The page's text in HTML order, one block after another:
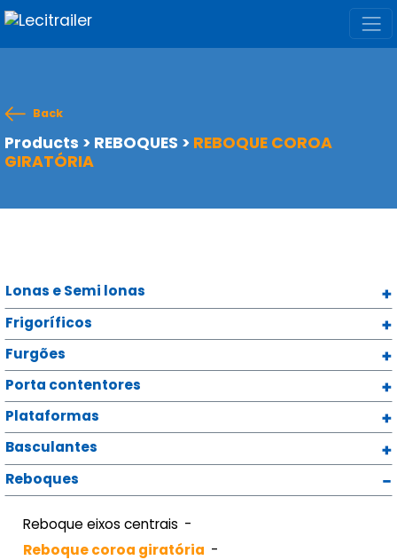
Back
Products > REBOQUES > REBOQUE COROA
GIRATÓRIA
Lonas e Semi lonas
Frigoríficos
Furgões
Porta contentores
Plataformas
Basculantes
Reboques
Reboque eixos centrais
Reboque coroa giratória